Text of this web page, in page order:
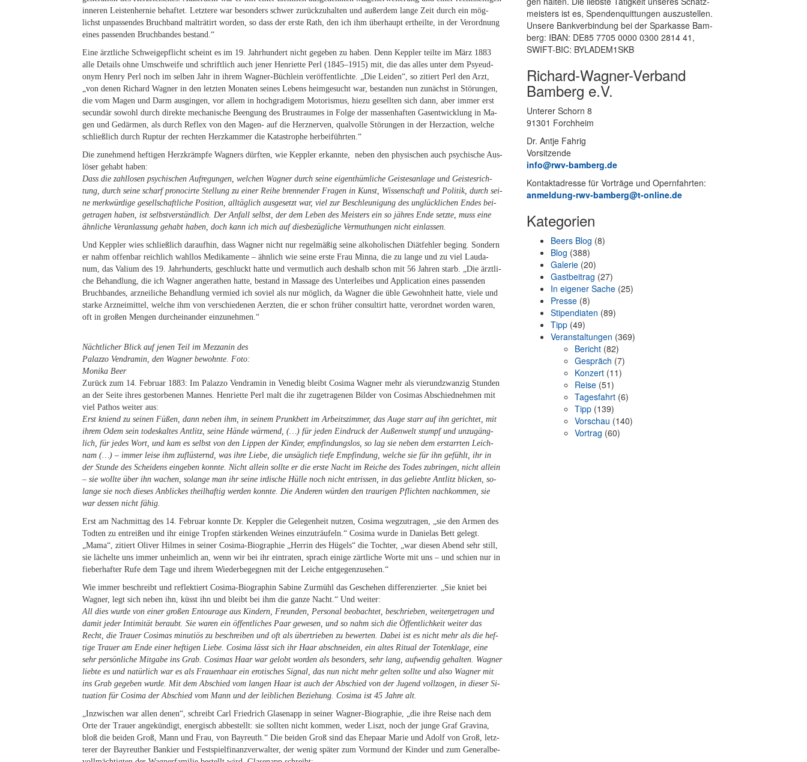
in­ne­ren Leis­ten­her­nie be­haf­tet. Letz­te­re war be­son­ders schwer zu­rück­zu­hal­ten und au­ßer­dem lan­ge Zeit durch ein mög­
lichst un­pas­sen­des Bruch­band mal­trä­tirt wor­den, so dass der ers­te Rath, den ich ihm über­haupt ert­heil­te, in der Ver­ord­nung
ei­nes pas­sen­den Bruch­ban­des bestand.“
Eine ärzt­li­che Schwei­ge­pflicht scheint es im 19. Jahr­hun­dert nicht ge­ge­ben zu ha­ben. Denn Kepp­ler teil­te im März 1883
alle De­tails ohne Um­schwei­fe und schrift­lich auch je­ner Hen­ri­et­te Perl (1845–1915) mit, die das al­les un­ter dem Psy­eud­
onym Hen­ry Perl noch im sel­ben Jahr in ih­rem Wag­ner-Büch­lein ver­öf­fent­lich­te. „Die Lei­den“, so zi­tiert Perl den Arzt,
„von de­nen Ri­chard Wag­ner in den letz­ten Mo­na­ten sei­nes Le­bens heim­ge­sucht war, be­stan­den nun zu­nächst in Stö­run­gen,
die vom Ma­gen und Darm aus­gin­gen, vor al­lem in hoch­gra­di­gem Mo­to­ris­mus, hie­zu ge­sell­ten sich dann, aber im­mer erst
se­cun­där so­wohl durch di­rek­te me­cha­ni­sche Be­en­gung des Brust­rau­mes in Fol­ge der mas­sen­haf­ten Gas­ent­wick­lung in Ma­
gen und Ge­där­men, als durch Re­flex von den Ma­gen- auf die Herz­ner­ven, qual­vol­le Stö­run­gen in der Her­zac­tion, wel­che
schließ­lich durch Rup­tur der rech­ten Herz­kam­mer die Ka­ta­stro­phe herbeiführten.“
Die zu­neh­mend hef­ti­gen Herz­krämp­fe Wag­ners dürf­ten, wie Kepp­ler er­kann­te, ne­ben den phy­si­schen auch psy­chi­sche Aus­
lö­ser ge­habt haben:
Dass die zahl­lo­sen psy­chi­schen Auf­re­gun­gen, wel­chen Wag­ner durch sei­ne ei­gent­hüm­li­che Geis­tes­an­la­ge und Geis­tes­rich­
tung, durch sei­ne scharf pro­no­cir­te Stel­lung zu ei­ner Rei­he bren­nen­der Fra­gen in Kunst, Wis­sen­schaft und Po­li­tik, durch sei­
ne merk­wür­di­ge ge­sell­schaft­li­che Po­si­ti­on, all­täg­lich aus­ge­setzt war, viel zur Be­schleu­ni­gung des un­glück­li­chen En­des bei­
getra­gen ha­ben, ist selbst­ver­ständ­lich. Der An­fall selbst, der dem Le­ben des Meis­ters ein so jäh­res Ende setz­te, muss eine
ähn­li­che Ver­an­las­sung ge­habt ha­ben, doch kann ich mich auf dies­be­züg­li­che Ver­mut­hun­gen nicht einlassen.
Und Kepp­ler wies schließ­lich dar­auf­hin, dass Wag­ner nicht nur re­gel­mä­ßig sei­ne al­ko­ho­li­schen Di­ät­feh­ler be­ging. Son­dern
er nahm of­fen­bar reich­lich wahl­los Me­di­ka­men­te – ähn­lich wie sei­ne ers­te Frau Min­na, die zu lan­ge und zu viel Lau­da­
num, das Va­li­um des 19. Jahr­hun­derts, ge­schluckt hat­te und ver­mut­lich auch des­halb schon mit 56 Jah­ren starb. „Die ärzt­li­
che Be­hand­lung, die ich Wag­ner an­ge­ra­then hat­te, be­stand in Mas­sa­ge des Un­ter­lei­bes und Ap­pli­ca­ti­on ei­nes pas­sen­den
Bruch­ban­des, arz­nei­li­che Be­hand­lung ver­mied ich so­viel als nur mög­lich, da Wag­ner die üble Ge­wohn­heit hat­te, vie­le und
star­ke Arz­nei­mit­tel, wel­che ihm von ver­schie­de­nen Aerz­ten, die er schon frü­her con­sul­tirt hat­te, ver­ord­net wor­den wa­ren,
oft in gro­ßen Men­gen durch­ein­an­der einzunehmen.“
Nächt­li­cher Blick auf je­nen Teil im Mez­za­nin des
Pa­laz­zo Ven­d­ra­min, den Wag­ner be­wohn­te. Foto:
Mo­ni­ka Beer
Zu­rück zum 14. Fe­bru­ar 1883: Im Pa­laz­zo Ven­d­ra­min in Ve­ne­dig bleibt Co­si­ma Wag­ner mehr als vier­und­zwan­zig Stun­den
an der Sei­te ih­res ge­stor­be­nen Man­nes. Hen­ri­et­te Perl malt die ihr zu­ge­tra­ge­nen Bil­der von Co­si­mas Ab­schied­neh­men mit
viel Pa­thos wei­ter aus:
Erst kniend zu sei­nen Fü­ßen, dann ne­ben ihm, in sei­nem Prunk­bett im Ar­beits­zim­mer, das Auge starr auf ihn ge­rich­tet, mit
ih­rem Odem sein to­des­kal­tes Ant­litz, sei­ne Hän­de wär­mend, (…) für je­den Ein­druck der Au­ßen­welt stumpf und un­zu­gäng­
lich, für je­des Wort, und kam es selbst von den Lip­pen der Kin­der, emp­fin­dungs­los, so lag sie ne­ben dem er­starr­ten Leich­
nam (…) – im­mer lei­se ihm zu­flüs­ternd, was ihre Lie­be, die un­säg­lich tie­fe Emp­fin­dung, wel­che sie für ihn ge­fühlt, ihr in
der Stun­de des Schei­dens ein­ge­ben konn­te. Nicht al­lein soll­te er die ers­te Nacht im Rei­che des To­des zu­brin­gen, nicht al­lein
– sie woll­te über ihn wa­chen, so­lan­ge man ihr sei­ne ir­di­sche Hül­le noch nicht ent­ris­sen, in das ge­lieb­te Ant­litz bli­cken, so­
lan­ge sie noch die­ses An­bli­ckes theil­haf­tig wer­den konn­te. Die An­de­ren wür­den den trau­ri­gen Pflich­ten nach­kom­men, sie
war des­sen nicht fähig.
Erst am Nach­mit­tag des 14. Fe­bru­ar konn­te Dr. Kepp­ler die Ge­le­gen­heit nut­zen, Co­si­ma weg­zu­tra­gen, „sie den Ar­men des
Tod­ten zu ent­rei­ßen und ihr ei­ni­ge Trop­fen stär­ken­den Wei­nes ein­zu­träu­feln.“ Co­si­ma wur­de in Da­nie­las Bett ge­legt.
„Mama“, zi­tiert Oli­ver Hil­mes in sei­ner Co­si­ma-Bio­gra­phie „Her­rin des Hü­gels“ die Toch­ter, „war die­sen Abend sehr still,
sie lä­chel­te uns im­mer un­heim­lich an, wenn wir bei ihr ein­tra­ten, sprach ei­ni­ge zärt­li­che Wor­te mit uns – und schien nur in
fie­ber­haf­ter Rufe dem Tage und ih­rem Wie­der­be­geg­nen mit der Lei­che entgegenzusehen.“
Wie im­mer be­schreibt und re­flek­tiert Co­si­ma-Bio­gra­phin Sa­bi­ne Zur­mühl das Ge­sche­hen dif­fe­ren­zier­ter. „Sie kniet bei
Wag­ner, legt sich ne­ben ihn, küsst ihn und bleibt bei ihm die gan­ze Nacht.“ Und weiter:
All dies wur­de von ei­ner gro­ßen En­tou­ra­ge aus Kin­dern, Freun­den, Per­so­nal be­ob­ach­tet, be­schrie­ben, wei­ter­ge­tra­gen und
da­mit je­der In­ti­mi­tät be­raubt. Sie wa­ren ein öf­fent­li­ches Paar ge­we­sen, und so nahm sich die Öf­fent­lich­keit wei­ter das
Recht, die Trau­er Co­si­mas mi­nu­ti­ös zu be­schrei­ben und oft als über­trie­ben zu be­wer­ten. Da­bei ist es nicht mehr als die hef­
ti­ge Trau­er am Ende ei­ner hef­ti­gen Lie­be. Co­si­ma lässt sich ihr Haar ab­schnei­den, ein al­tes Ri­tu­al der To­ten­kla­ge, eine
sehr per­sön­li­che Mit­ga­be ins Grab. Co­si­mas Haar war ge­lobt wor­den als be­son­ders, sehr lang, auf­wen­dig ge­hal­ten. Wag­ner
lieb­te es und na­tür­lich war es als Frau­en­haar ein ero­ti­sches Si­gnal, das nun nicht mehr gel­ten soll­te und also Wag­ner mit
ins Grab ge­ge­ben wur­de. Mit dem Ab­schied vom lan­gen Haar ist auch der Ab­schied von der Ju­gend voll­zo­gen, in die­ser Si­
tua­ti­on für Co­si­ma der Ab­schied vom Mann und der leib­li­chen Be­zie­hung. Co­si­ma ist 45 Jah­re alt.
„In­zwi­schen war al­len de­nen“, schreibt Carl Fried­rich Gla­sen­app in sei­ner Wag­ner-Bio­gra­phie, „die ihre Rei­se nach dem
Orte der Trau­er an­ge­kün­digt, en­er­gisch ab­be­stellt: sie soll­ten nicht kom­men, we­der Liszt, noch der jun­ge Graf Gra­vina,
bloß die bei­den Groß, Mann und Frau, von Bay­reuth.“ Die bei­den Groß sind das Ehe­paar Ma­rie und Adolf von Groß, letz­
te­rer der Bay­reu­ther Ban­kier und Fest­spiel­fi­nanz­ver­wal­ter, der we­nig spä­ter zum Vor­mund der Kin­der und zum Ge­ne­ral­be­
meis­ters ist es, Spen­den­quit­tun­gen aus­zu­stel­len.
Un­se­re Bank­ver­bin­dung bei der Spar­kas­se Bam­
berg: IBAN: DE85 7705 0000 0300 2814 41,
SWIFT-BIC: BYLADEM1SKB
Richard-Wagner-Verband
Bamberg e.V.
Un­te­rer Schorn 8
91301 Forchheim
Dr. Ant­je Fahrig
Vorsitzende
info@rwv-bamberg.de
Kon­takt­adres­se für Vor­trä­ge und Opern­fahr­ten:
anmeldung-rwv-bamberg@t-online.de
Kategorien
Beers Blog (8)
Blog (388)
Galerie (20)
Gastbeitrag (27)
In eigener Sache (25)
Presse (8)
Stipendiaten (89)
Tipp (49)
Veranstaltungen (369)
Bericht (82)
Gespräch (7)
Konzert (11)
Reise (51)
Tagesfahrt (6)
Tipp (139)
Vorschau (140)
Vortrag (60)